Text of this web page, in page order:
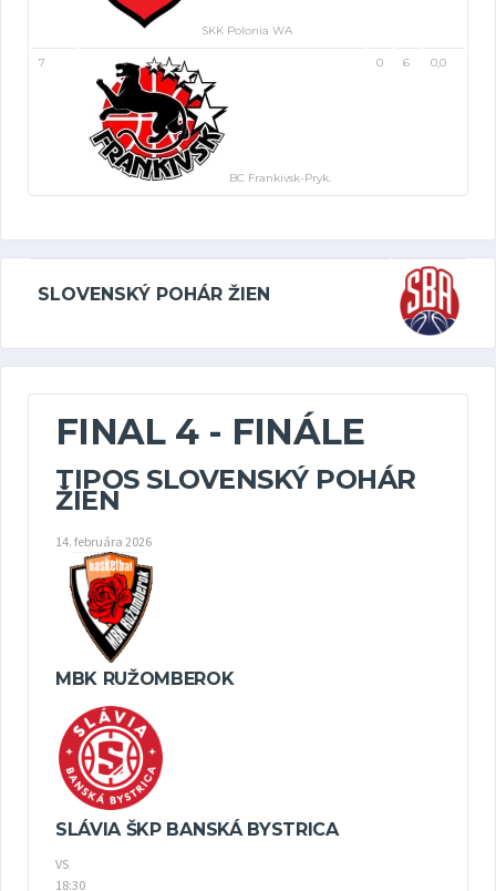
SKK Polonia WA
7
BC Frankivsk-Pryk.
0 6 0,0
SLOVENSKÝ POHÁR ŽIEN
FINAL 4 - FINÁLE
TIPOS SLOVENSKÝ POHÁR
ŽIEN
14. februára 2026
MBK RUŽOMBEROK
SLÁVIA ŠKP BANSKÁ BYSTRICA
VS
18:30